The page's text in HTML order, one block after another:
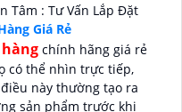
Tâm : Tư Vấn Lắp Đặt
Giá Rẻ
chính hãng giá rẻ
có thể nhìn trực tiếp,
này thường tạo ra
sản phẩm trước khi